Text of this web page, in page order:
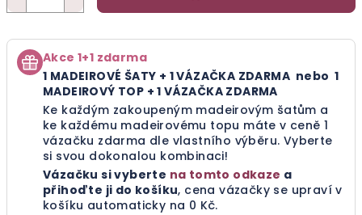
Akce 1+1 zdarma
1 MADEIROVÉ ŠATY + 1 VÁZAČKA ZDARMA nebo1
MADEIROVÝ TOP + 1 VÁZAČKA ZDARMA
Ke každým zakoupeným madeirovým šatům a
ke každému madeirovému topu máte v ceně 1
vázačku zdarma dle vlastního výběru. Vyberte
si svou dokonalou kombinaci!
Vázačku si vyberte na tomto odkaze a
přihoďte ji do košíku, cena vázačky se upraví v
košíku automaticky na 0 Kč.